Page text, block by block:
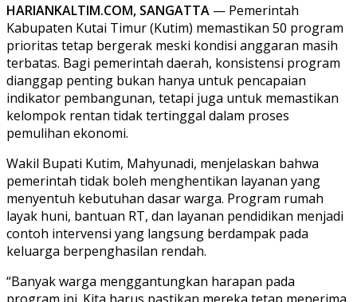
HARIANKALTIM.COM, SANGATTA — Pemerintah
Kabupaten Kutai Timur (Kutim) memastikan 50 program
prioritas tetap bergerak meski kondisi anggaran masih
terbatas. Bagi pemerintah daerah, konsistensi program
dianggap penting bukan hanya untuk pencapaian
indikator pembangunan, tetapi juga untuk memastikan
kelompok rentan tidak tertinggal dalam proses
pemulihan ekonomi.
Wakil Bupati Kutim, Mahyunadi, menjelaskan bahwa
pemerintah tidak boleh menghentikan layanan yang
menyentuh kebutuhan dasar warga. Program rumah
layak huni, bantuan RT, dan layanan pendidikan menjadi
contoh intervensi yang langsung berdampak pada
keluarga berpenghasilan rendah.
“Banyak warga menggantungkan harapan pada